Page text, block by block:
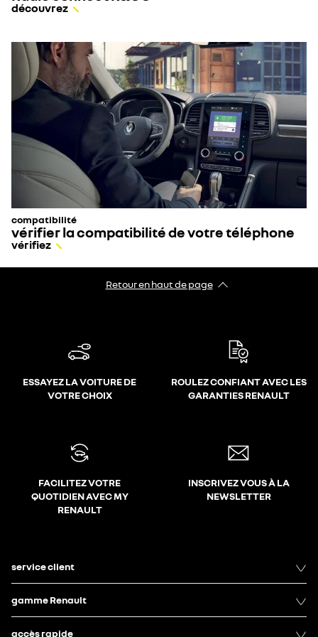
découvrez
compatibilité
vérifier la compatibilité de votre téléphone
vérifiez
Retour en haut de page
ESSAYEZ LA VOITURE DE
VOTRE CHOIX
ROULEZ CONFIANT AVEC LES
GARANTIES RENAULT
FACILITEZ VOTRE
QUOTIDIEN AVEC MY
RENAULT
INSCRIVEZ VOUS À LA
NEWSLETTER
service client
gamme Renault
accès rapide